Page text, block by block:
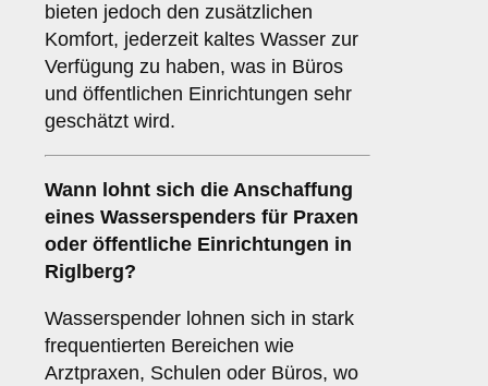
bieten jedoch den zusätzlichen
Komfort, jederzeit kaltes Wasser zur
Verfügung zu haben, was in Büros
und öffentlichen Einrichtungen sehr
geschätzt wird.
Wann lohnt sich die Anschaffung
eines Wasserspenders für Praxen
oder öffentliche Einrichtungen in
Riglberg?
Wasserspender lohnen sich in stark
frequentierten Bereichen wie
Arztpraxen, Schulen oder Büros, wo